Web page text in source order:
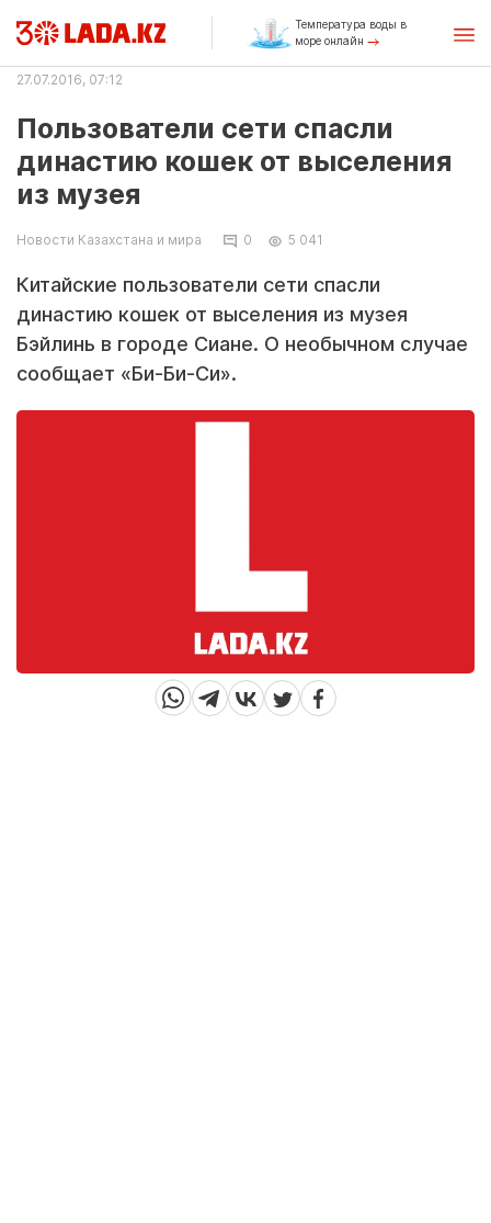
Температура воды в
море онлайн
27.07.2016, 07:12
Пользователи сети спасли
династию кошек от выселения
из музея
Новости Казахстана и мира 0 5 041
Китайские пользователи сети спасли
династию кошек от выселения из музея
Бэйлинь в городе Сиане. О необычном случае
сообщает «Би-Би-Си».